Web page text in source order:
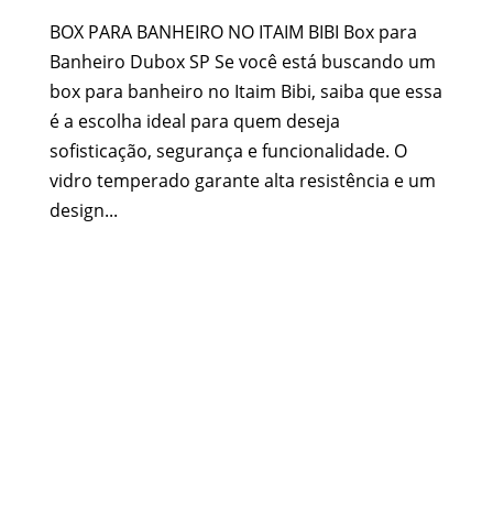
BOX PARA BANHEIRO NO ITAIM BIBI Box para
Banheiro Dubox SP Se você está buscando um
box para banheiro no Itaim Bibi, saiba que essa
é a escolha ideal para quem deseja
sofisticação, segurança e funcionalidade. O
vidro temperado garante alta resistência e um
design...